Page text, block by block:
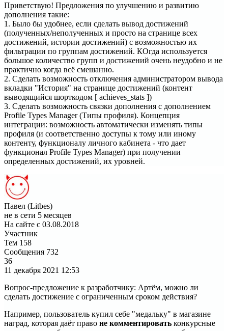
Приветствую! Предложения по улучшению и развитию
дополнения такие:
1. Было бы удобнее, если сделать вывод достижений
(полученных/неполученных и просто на странице всех
достижений, истории достижений) с возможностью их
фильтрации по группам достижений. КОгда используется
большое количество групп и достижений очень неудобно и не
практично когда всё смешанно.
2. Сделать возможность отключения администратором вывода
вкладки "История" на странице достижений (контент
выводящийся шорткодом [ achieves_stats ])
3. Сделать возможность связки дополнения с дополнением
Profile Types Manager (Типы профиля). Концепция
интеграции: возможность автоматически изменять типы
профиля (и соответственно доступы к тому или иному
контенту, функционалу личного кабинета - что дает
функционал Profile Types Manager) при получении
определенных достижений, их уровней.
Павел (Litbes)
не в сети 5 месяцев
На сайте с 03.08.2018
Участник
Тем 158
Сообщения 732
36
11 декабря 2021 12:53
Вопрос-предложение к разработчику: Артём, можно ли
сделать достижение с ограниченным сроком действия?
Например, пользователь купил себе "медальку" в магазине
наград, которая даёт право не комментировать конкурсные